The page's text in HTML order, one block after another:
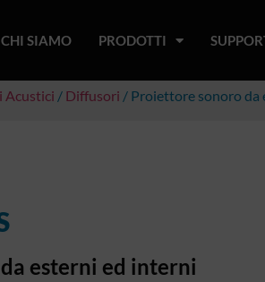
CHI SIAMO PRODOTTI
Acustici / Diffusori / Proiettore sonoro da
esterni ed interni